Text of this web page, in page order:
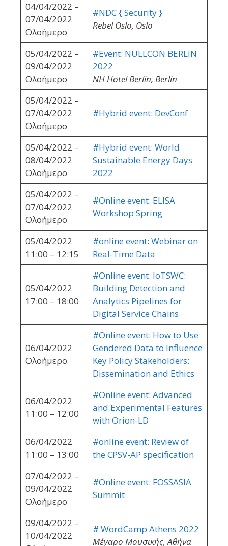
04/04/2022 –
07/04/2022
Ολοήμερο
#NDC { Security }
Rebel Oslo, Oslo
05/04/2022 –
09/04/2022
Ολοήμερο
#Event: NULLCON BERLIN
2022
NH Hotel Berlin, Berlin
05/04/2022 –
07/04/2022
Ολοήμερο
#Hybrid event: DevConf
05/04/2022 –
08/04/2022
Ολοήμερο
#Hybrid event: World
Sustainable Energy Days
2022
05/04/2022 –
07/04/2022
Ολοήμερο
#Online event: ELISA
Workshop Spring
05/04/2022
11:00 – 12:15
#online event: Webinar on
Real-Time Data
05/04/2022
17:00 – 18:00
#Online event: IoTSWC:
Building Detection and
Analytics Pipelines for
Digital Service Chains
06/04/2022
Ολοήμερο
#Online event: How to Use
Gendered Data to Influence
Key Policy Stakeholders:
Dissemination and Ethics
06/04/2022
11:00 – 12:00
#Online event: Advanced
and Experimental Features
with Orion-LD
06/04/2022
11:00 – 13:00
#online event: Review of
the CPSV-AP specification
07/04/2022 –
09/04/2022
Ολοήμερο
#Online event: FOSSASIA
Summit
09/04/2022 –
10/04/2022
# WordCamp Athens 2022
Μέγαρο Μουσικής, Αθήνα